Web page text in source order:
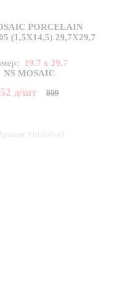
PORCELAIN
(1,5X14,5) 29,7X29,7
29.7 x 29.7
NS MOSAIC
д/шт 809
Артикул: PP15145-05